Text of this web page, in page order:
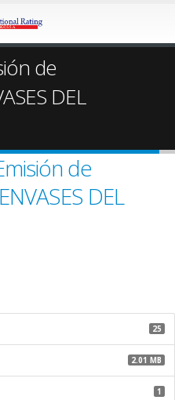
de
DEL
de
DEL
25
2.01 MB
1